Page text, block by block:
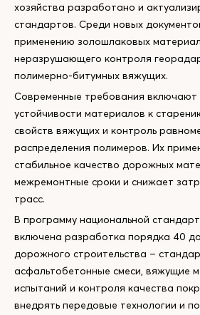
хозяйства разработано и
стандартов. Среди новых
применению золошлаковых
неразрушающего контроля
полимерно-битумных вяжущих.
Современные требования включают
устойчивости материалов к
свойств вяжущих и контроль
распределения полимеров. Их
стабильное качество дорожных
межремонтные сроки и снижает
трасс.
В программу национальной
включена разработка порядка 40
дорожного строительства –
асфальтобетонные смеси, вяжущие
испытаний и контроля качества
внедрять передовые технологии и